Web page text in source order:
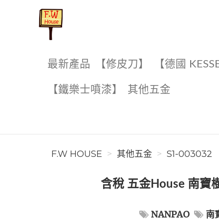
最新產品 【修皮刀】 【德國
【鐵樂士噴漆】 其他五金
F.W HOUSE 其他五金 S1-003032
含稅 五金House 南寶
NANPAO 南